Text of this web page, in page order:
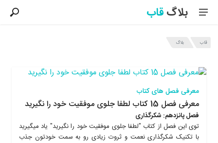
بلاگقاب
قاب بلاگ
معرفی فصل های کتاب
معرفی فصل 15 کتاب لطفا جلوی موفقیت خود را نگیرید
فصل پانزدهم: شکرگذاری
توی این فصل از کتاب "لطفا جلوی موفقیت خود را نگیرید" یاد میگیرید
با تکنیک شکرگذاری نعمت و ثروت زیادی رو به سمت خودتون جذب